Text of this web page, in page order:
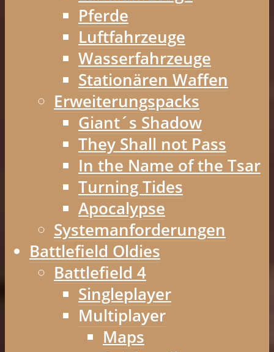
Pferde
Luftfahrzeuge
Wasserfahrzeuge
Stationären Waffen
Erweiterungspacks
Giant´s Shadow
They Shall not Pass
In the Name of the Tsar
Turning Tides
Apocalypse
Systemanforderungen
Battlefield Oldies
Battlefield 4
Singleplayer
Multiplayer
Maps